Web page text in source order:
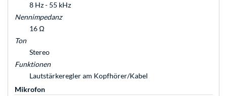
8 Hz - 55 kHz
Nennimpedanz
16 Ω
Ton
Stereo
Funktionen
Lautstärkeregler am Kopfhörer/Kabel
Mikrofon